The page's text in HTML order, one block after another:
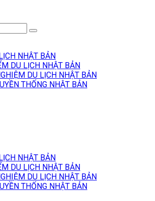
NHẬT BẢN
DU LỊCH NHẬT BẢN
DU LỊCH NHẬT BẢN
THỐNG NHẬT BẢN
NHẬT BẢN
DU LỊCH NHẬT BẢN
DU LỊCH NHẬT BẢN
THỐNG NHẬT BẢN